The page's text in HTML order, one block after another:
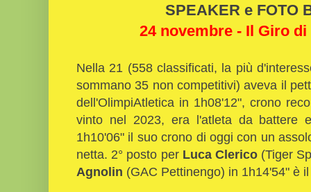
SPEAKER e FOTO
24 novembre - Il Giro
Nella 21 (558 classificati, la più
sommano 35 non competitivi) aveva il
dell'OlimpiAtletica in 1h08'12", crono
vinto nel 2023, era l'atleta da battere
1h10'06" il suo crono di oggi con un
netta. 2° posto per Luca Clerico(Tiger
Agnolin (GAC Pettinengo) in 1h14'54" è